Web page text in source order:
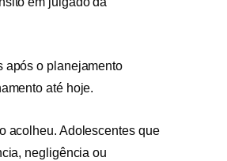
após o planejamento
até hoje.
acolheu. Adolescentes que
negligência ou